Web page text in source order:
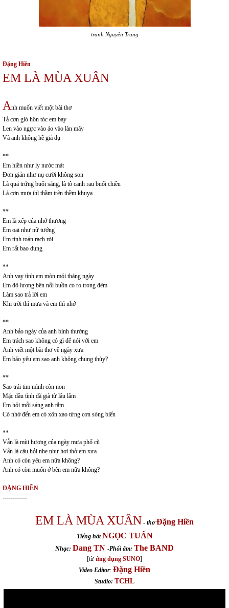
tranh Nguyễn Trung
Đặng Hiền
EM LÀ MÙA XUÂN
Anh muốn viết một bài thơ
Tả cơn gió hôn tóc em bay
Len vào ngực vào áo vào làn mây
Và anh không hề giả dụ
**
Em hiền như ly nước mát
Đơn giản như nụ cười không son
Là quả trứng buổi sáng, là tô canh rau buổi chiều
Là cơn mưa thì thầm trên thềm khuya
**
Em là xếp của nhớ thương
Em oai như nữ tướng
Em tính toán rạch ròi
Em rất bao dung
**
Anh vay tình em mòn mỏi tháng ngày
Em độ lượng bên nỗi buồn co ro trong đêm
Làm sao trả lời em
Khi trời thì mưa và em thì nhớ
**
Anh bảo ngày của anh bình thường
Em trách sao không có gì để nói với em
Anh viết một bài thơ về ngày xưa
Em bảo yêu em sao anh không chung thủy?
**
Sao trái tim mình còn non
Mặc dầu tình đã già từ lâu lắm
Em hỏi mỗi sáng anh tắm
Có nhớ đến em có xôn xao từng cơn sóng biển
**
Vẫn là mùi hương của ngày mưa phố cũ
Vẫn là câu hỏi nhẹ như hơi thở em xưa
Anh có còn yêu em nữa không?
Anh có còn muốn ở bên em nữa không?
ĐẶNG HIỀN
------------
EM LÀ MÙA XUÂN - thơ Đặng Hiền
Tiếng hátNGỌC TUẤN
Nhạc: Dang TN -Phối âm: The BAND
[từ ứng dụng SUNO]
Video Editor: Đặng Hiền
Studio: TCHL